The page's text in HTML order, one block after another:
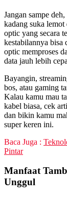
Jangan sampe
kadang suka
optic yang secara
kestabilannya bisa
optic memproses
data jauh lebih
Bayangin,
bos, atau gaming
Kalau kamu mau
kabel biasa, cek
dan bikin kamu
super keren ini.
Baca Juga :
Pintar
Manfaat
Unggul